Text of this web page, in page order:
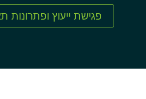
פגישת ייעוץ ופתרונות